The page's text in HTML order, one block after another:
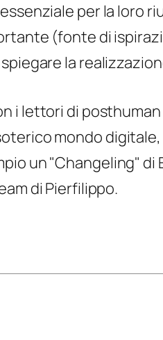
per la loro
(fonte di
la
i lettori di
mondo
un "Changeling" di
di Pierfilippo.